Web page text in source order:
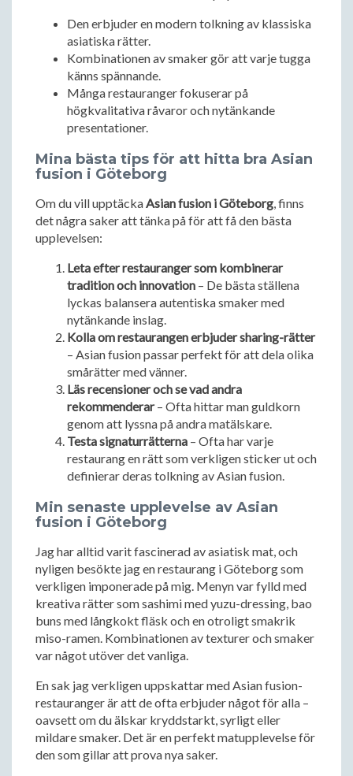
Den erbjuder en modern tolkning av klassiska
asiatiska rätter.
Kombinationen av smaker gör att varje tugga
känns spännande.
Många restauranger fokuserar på
högkvalitativa råvaror och nytänkande
presentationer.
Mina bästa tips för att hitta bra Asian
fusion i Göteborg
Om du vill upptäcka Asian fusion i Göteborg , finns
det några saker att tänka på för att få den bästa
upplevelsen:
Leta efter restauranger som kombinerar
tradition och innovation – De bästa ställena
lyckas balansera autentiska smaker med
nytänkande inslag.
Kolla om restaurangen erbjuder sharing-rätter
– Asian fusion passar perfekt för att dela olika
smårätter med vänner.
Läs recensioner och se vad andra
rekommenderar– Ofta hittar man guldkorn
genom att lyssna på andra matälskare.
Testa signaturrätterna – Ofta har varje
restaurang en rätt som verkligen sticker ut och
definierar deras tolkning av Asian fusion.
Min senaste upplevelse av Asian
fusion i Göteborg
Jag har alltid varit fascinerad av asiatisk mat, och
nyligen besökte jag en restaurang i Göteborg som
verkligen imponerade på mig. Menyn var fylld med
kreativa rätter som sashimi med yuzu-dressing, bao
buns med långkokt fläsk och en otroligt smakrik
miso-ramen. Kombinationen av texturer och smaker
var något utöver det vanliga.
En sak jag verkligen uppskattar med Asian fusion-
restauranger är att de ofta erbjuder något för alla –
oavsett om du älskar kryddstarkt, syrligt eller
mildare smaker. Det är en perfekt matupplevelse för
den som gillar att prova nya saker.